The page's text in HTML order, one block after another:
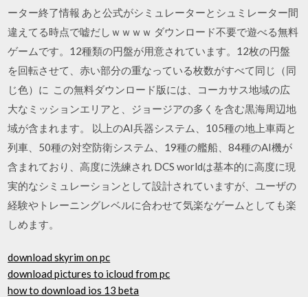
ーター終了情報 あと公式がシミュレーターとシュミレーター間
違えてる時点で嘘だしｗｗｗｗ ダウンロード不要で遊べる無料
ゲームです。12種類の円盤が用意されています。12枚の円盤
を回転させて、赤い部分の重なっている枚数がすべて同じ（同
じ色）に この無料ダウンロード版には、コーカサス地域の広
大なミッションエリアと、ジョージアの多くを含む黒海周辺地
域が含まれます。 以上のAI兵器システム、105種の地上車両と
列車、50種の対空防衛システム、19種の艦船、84種のAI機が
含まれており、高度に洗練され DCS worldは基本的に高度に現
実的なシミュレーションとして設計されていますが、ユーザの
経験やトレーニングレベルに合わせて気楽なゲームとしても楽
しめます。
download skyrim on pc
download pictures to icloud from pc
how to download ios 13 beta